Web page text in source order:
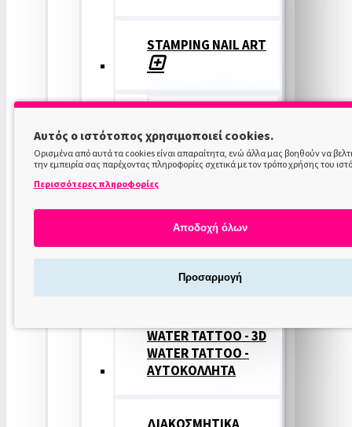
STAMPING NAIL ART
COLOR
ΝΥΧΙΩΝ
ΣΦΡΑΓΙΔΕΣ
ΝΥΧΙΩΝ
WATER TATTOO - 3D
WATER TATTOO -
ΑΥΤΟΚΟΛΛΗΤΑ
Αυτός ο ιστότοπος χρησιμοποιεί cookies.
Ορισμένα από αυτά τα cookies είναι απαραίτητα, ενώ άλλα μας βοηθούν να
την εμπειρία σας παρέχοντας πληροφορίες σχετικά με τον τρόπο χρήσης του
Περισσότερες πληροφορίες
Αποδοχή όλων
Προσαρμογή